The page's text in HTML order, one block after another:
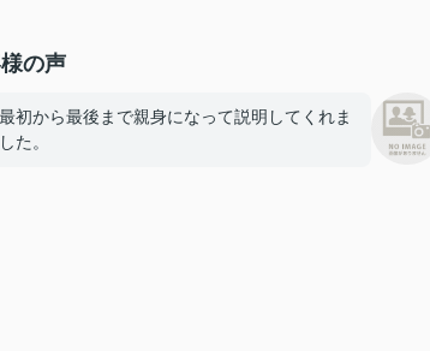
の声
最初から最後まで親身になって説明してくれま
した。